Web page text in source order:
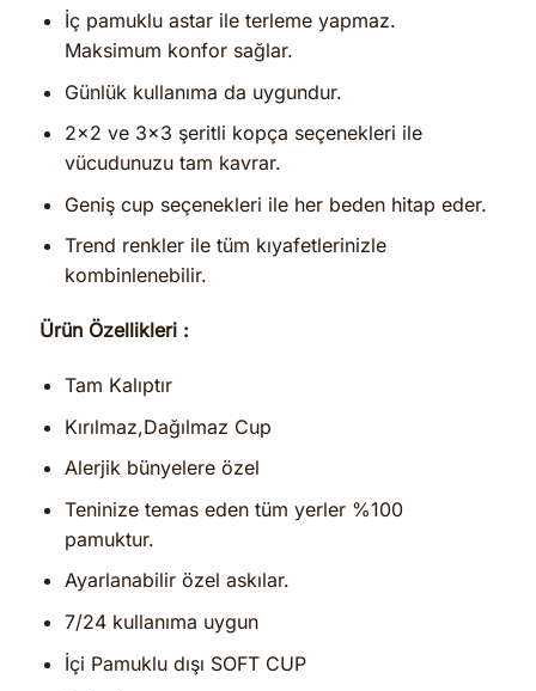
İç pamuklu astar ile terleme yapmaz.
Maksimum konfor sağlar.
Günlük kullanıma da uygundur.
2×2 ve 3×3 şeritli kopça seçenekleri ile
vücudunuzu tam kavrar.
Geniş cup seçenekleri ile her beden hitap eder.
Trend renkler ile tüm kıyafetlerinizle
kombinlenebilir.
Ürün Özellikleri :
Tam Kalıptır
Kırılmaz,Dağılmaz Cup
Alerjik bünyelere özel
Teninize temas eden tüm yerler %100
pamuktur.
Ayarlanabilir özel askılar.
7/24 kullanıma uygun
İçi Pamuklu dışı SOFT CUP